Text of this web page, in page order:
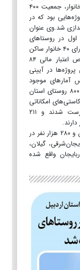
عربلو از توابع شهرستان مشگین‌شهر با ۱۱۷ خانوار، جمعیت ۴۰۰
پروژه‌هایی بود که در
شد.وی عنوان
در روستاهای
وچین و جعفرلو از توابع شهرستان کوثر که دارای ۴۰ خانوار ساکن
با جمعیتی حدود ۱۲۷ نفر است، با تخصیص اعتبار مالی ۸۴
در آیینی
آمارهای موجود
بیش از ۴۴۸ هزار و ۵۵۴ نفر در یک‌هزار و ۸۰۰ روستای استان
به دلیل کاستی‌های امکاناتی
و زیرساختی در سال‌های گذشته مهاجرفرست شدند و ۲۱۱
استان اردبیل با جمعیت افزون بر یک میلیون و ۲۸۰ هزار نفر در
گیلان،
واقع شده